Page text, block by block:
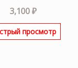
3,100₽
просмотр